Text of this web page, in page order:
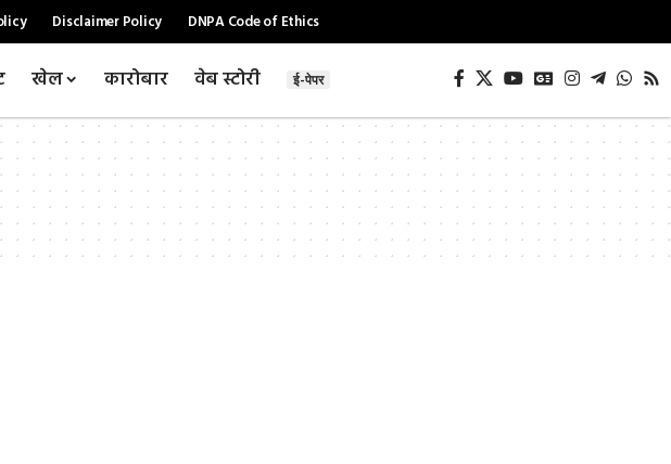
Disclaimer Policy DNPA Code of Ethics
खेल कारोबार वेब स्टोरी ई-पेपर